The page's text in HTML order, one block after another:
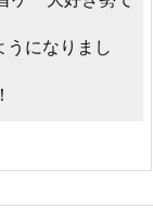
うになりまし